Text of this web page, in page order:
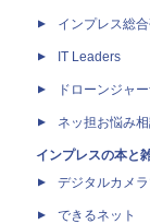
インプレス総
IT Leaders
ドローンジャ
ネッ担お悩み
インプレスの本と
デジタルカメ
できるネット